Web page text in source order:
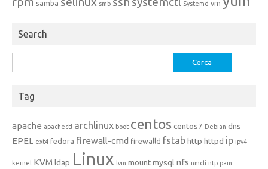
samba smb Systemd vm
Search
per:
Tag
apache apachectl archlinux boot centoscentos7 Debian dns
EPEL ext4 fedora firewall-cmd firewalld fstabhttp httpd ip ipv4
kernel KVM ldap Linux lvm mountmysql nfs nmcli ntp pam